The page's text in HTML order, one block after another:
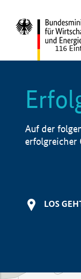
116
Auf der
erfolgreicher
LOS